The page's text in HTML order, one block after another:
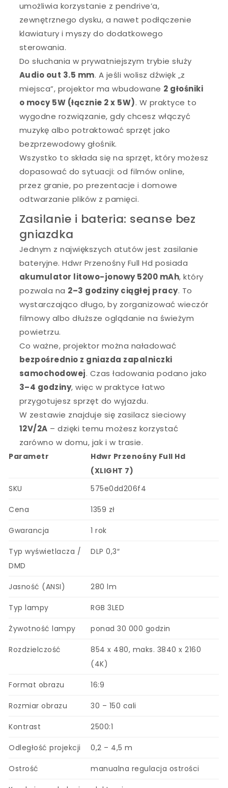
umożliwia korzystanie z pendrive’a,
zewnętrznego dysku, a nawet podłączenie
klawiatury i myszy do dodatkowego
sterowania.
Do słuchania w prywatniejszym trybie służy
Audio out 3.5 mm. A jeśli wolisz dźwięk „z
miejsca”, projektor ma wbudowane 2 głośniki
o mocy 5W (łącznie 2 x 5W). W praktyce to
wygodne rozwiązanie, gdy chcesz włączyć
muzykę albo potraktować sprzęt jako
bezprzewodowy głośnik.
Wszystko to składa się na sprzęt, który możesz
dopasować do sytuacji: od filmów online,
przez granie, po prezentacje i domowe
odtwarzanie plików z pamięci.
Zasilanie i bateria: seanse bez
gniazdka
Jednym z największych atutów jest zasilanie
bateryjne. Hdwr Przenośny Full Hd posiada
akumulator litowo-jonowy 5200 mAh, który
pozwala na 2–3 godziny ciągłej pracy. To
wystarczająco długo, by zorganizować wieczór
filmowy albo dłuższe oglądanie na świeżym
powietrzu.
Co ważne, projektor można naładować
bezpośrednio z gniazda zapalniczki
samochodowej. Czas ładowania podano jako
3–4 godziny, więc w praktyce łatwo
przygotujesz sprzęt do wyjazdu.
W zestawie znajduje się zasilacz sieciowy
12V/2A – dzięki temu możesz korzystać
zarówno w domu, jak i w trasie.
Parametr
Hdwr Przenośny Full Hd
(XLIGHT 7)
SKU
575e0dd206f4
Cena 1359 zł
Gwarancja 1 rok
Typ wyświetlacza /
DMD
DLP 0,3″
Jasność (ANSI) 280 lm
Typ lampy RGB 3LED
Żywotność lampy ponad 30 000 godzin
Rozdzielczość
854 x 480, maks. 3840 x 2160
(4K)
Format obrazu 16:9
Rozmiar obrazu 30 – 150 cali
Kontrast 2500:1
Odległość projekcji 0,2 – 4,5 m
Ostrość manualna regulacja ostrości